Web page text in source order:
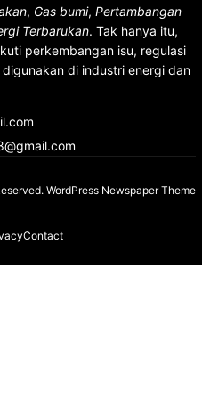
, Gas bumi, Pertambangan
Terbarukan. Tak hanya itu,
perkembangan isu, regulasi
di industri energi dan
WordPress Newspaper Theme
Contact